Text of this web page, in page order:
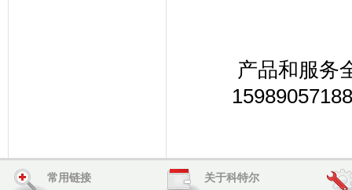
产品和服务
15989057188
常用链接 关于科特尔